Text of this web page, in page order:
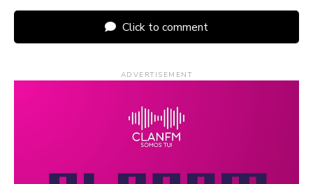
Click to comment
ADVERTISEMENT